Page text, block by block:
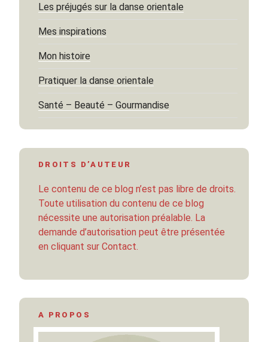
Les préjugés sur la danse orientale
Mes inspirations
Mon histoire
Pratiquer la danse orientale
Santé – Beauté – Gourmandise
DROITS D’AUTEUR
Le contenu de ce blog n’est pas libre de droits.
Toute utilisation du contenu de ce blog
nécessite une autorisation préalable. La
demande d’autorisation peut être présentée
en cliquant sur Contact.
A PROPOS